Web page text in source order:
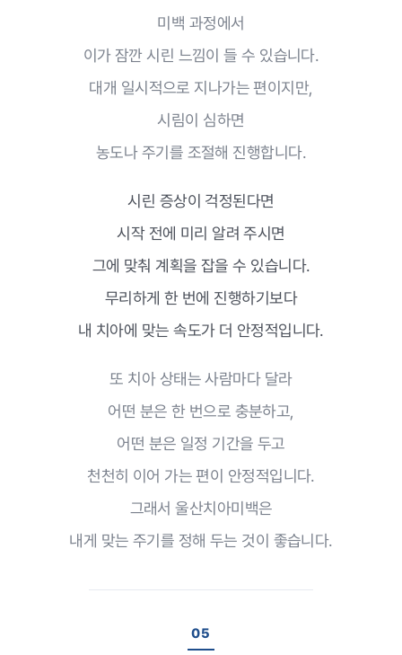
미백 과정에서
이가 잠깐 시린 느낌이 들 수 있습니다.
대개 일시적으로 지나가는 편이지만,
시림이 심하면
농도나 주기를 조절해 진행합니다.
시린 증상이 걱정된다면
시작 전에 미리 알려 주시면
그에 맞춰 계획을 잡을 수 있습니다.
무리하게 한 번에 진행하기보다
내 치아에 맞는 속도가 더 안정적입니다.
또 치아 상태는 사람마다 달라
어떤 분은 한 번으로 충분하고,
어떤 분은 일정 기간을 두고
천천히 이어 가는 편이 안정적입니다.
그래서 울산치아미백은
내게 맞는 주기를 정해 두는 것이 좋습니다.
05